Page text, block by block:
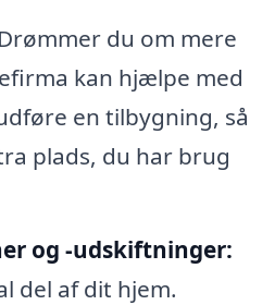
Drømmer du om mere
kan hjælpe med
en tilbygning, så
plads, du har brug
og -udskiftninger:
del af dit hjem.